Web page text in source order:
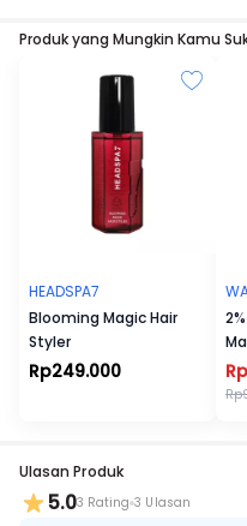
Produk yang Mungkin Kamu
HEADSPA7
Blooming Magic Hair
Styler
Rp249.000
Ulasan Produk
5.03 Rating 3 Ulasan